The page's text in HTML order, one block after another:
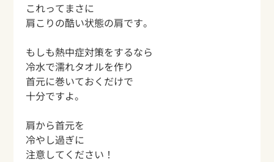
これってまさに
肩こりの酷い状態の肩です。
もしも熱中症対策をするなら
冷水で濡れタオルを作り
首元に巻いておくだけで
十分ですよ。
肩から首元を
冷やし過ぎに
注意してください！